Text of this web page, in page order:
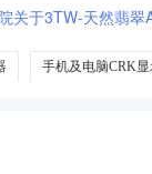
关于3TW-天然翡
手机及电脑CRK